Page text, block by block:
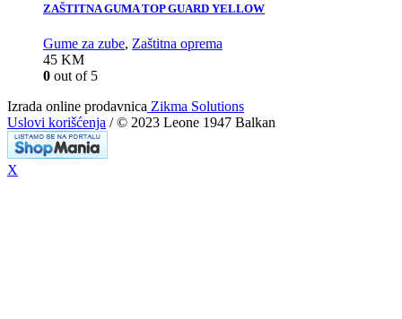
ZAŠTITNA GUMA TOP GUARD YELLOW
Gume za zube, Zaštitna oprema
45 KM
0 out of 5
Izrada online prodavnica Zikma Solutions
Uslovi korišćenja / © 2023 Leone 1947 Balkan
X